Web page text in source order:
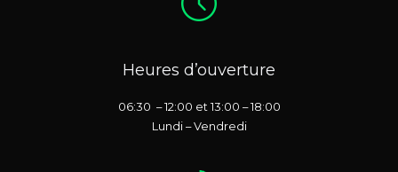
Heures d’ouverture
06:30 – 12:00 et 13:00 – 18:00
Lundi – Vendredi